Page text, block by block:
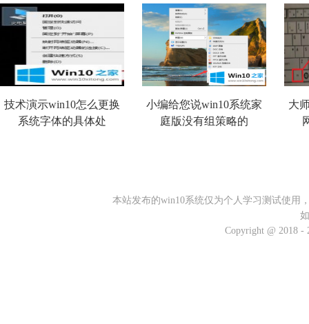
技术演示win10怎么更换
系统字体的具体处
小编给您说win10系统家
庭版没有组策略的
大
本站发布的win10系统仅为个人学习测试使用
Copyright @ 2018